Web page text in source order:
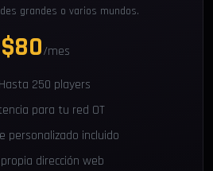
grandes o varios mundos.
$80/mes
Hasta 250 players
para tu red OT
personalizado incluido
dirección web